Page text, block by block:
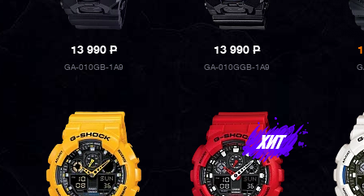
13 990P
GA-010GB-1A9
13 990P
GA-010GGB-1A9